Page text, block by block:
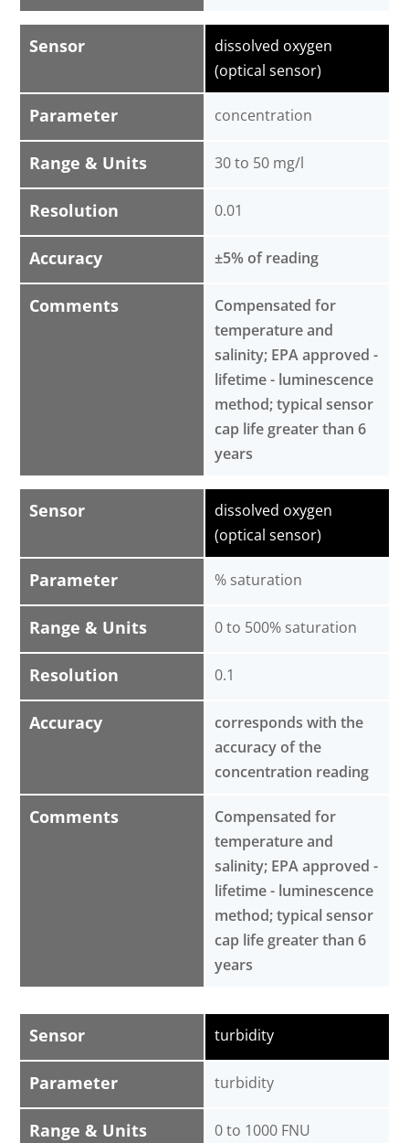
Sensor
Parameter
Range & Units
Resolution
Accuracy
Comments
dissolved oxygen
(optical sensor)
concentration
30 to 50 mg/l
0.01
±5% of reading
Compensated for
temperature and
salinity; EPA approved -
lifetime - luminescence
method; typical sensor
cap life greater than 6
years
Sensor
Parameter
Range & Units
Resolution
Accuracy
Comments
dissolved oxygen
(optical sensor)
% saturation
0 to 500% saturation
0.1
corresponds with the
accuracy of the
concentration reading
Compensated for
temperature and
salinity; EPA approved -
lifetime - luminescence
method; typical sensor
cap life greater than 6
years
Sensor
Parameter
Range & Units
turbidity
turbidity
0 to 1000 FNU